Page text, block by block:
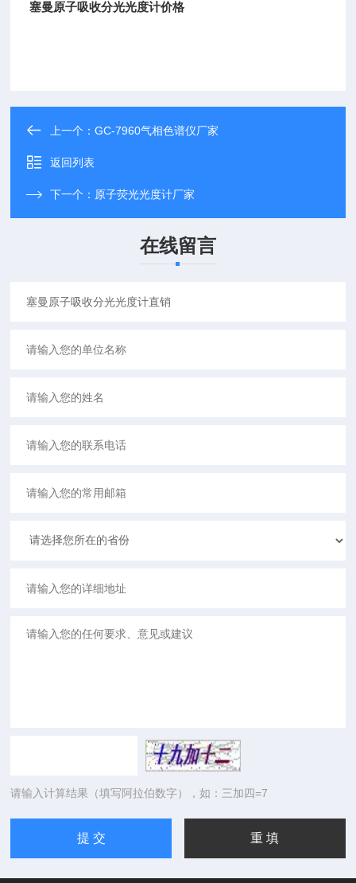
塞曼原子吸收分光光度计价格
上一个：GC-7960气相色谱仪厂家
返回列表
下一个： 原子荧光光度计厂家
在线留言
请输入计算结果（填写阿拉伯数字），如：三加四=7